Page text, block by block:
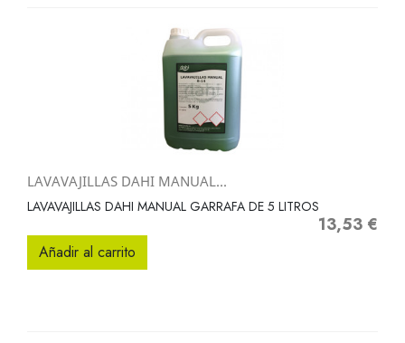
LAVAVAJILLAS DAHI MANUAL...
LAVAVAJILLAS DAHI MANUAL GARRAFA DE 5 LITROS
Precio
13,53 €
Añadir al carrito